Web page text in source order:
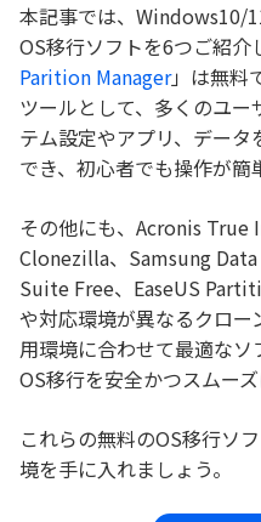
本記事では、Windows10/
OS移行ソフトを6つご紹介
Parition Manager」は無料
ツールとして、多くのユ
テム設定やアプリ、デー
でき、初心者でも操作が簡
その他にも、Acronis True
Clonezilla、Samsung
Suite Free、EaseUS
や対応環境が異なるクロ
用環境に合わせて最適なソ
OS移行を安全かつスムー
これらの無料のOS移行ソ
境を手に入れましょう。